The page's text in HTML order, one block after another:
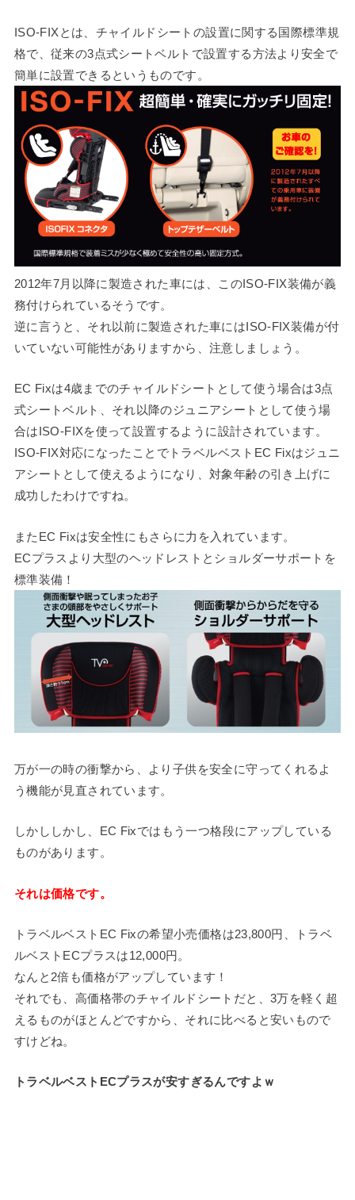
ISO-FIXとは、チャイルドシートの設置に関する国際標準規
格で、従来の3点式シートベルトで設置する方法より安全で
簡単に設置できるというものです。
2012年7月以降に製造された車には、このISO-FIX装備が義
務付けられているそうです。
逆に言うと、それ以前に製造された車にはISO-FIX装備が付
いていない可能性がありますから、注意しましょう。
EC Fixは4歳までのチャイルドシートとして使う場合は3点
式シートベルト、それ以降のジュニアシートとして使う場
合はISO-FIXを使って設置するように設計されています。
ISO-FIX対応になったことでトラベルベストEC Fixはジュニ
アシートとして使えるようになり、対象年齢の引き上げに
成功したわけですね。
またEC Fixは安全性にもさらに力を入れています。
ECプラスより大型のヘッドレストとショルダーサポートを
標準装備！
万が一の時の衝撃から、より子供を安全に守ってくれるよ
う機能が見直されています。
しかししかし、EC Fixではもう一つ格段にアップしている
ものがあります。
それは価格です。
トラベルベストEC Fixの希望小売価格は23,800円、トラベ
ルベストECプラスは12,000円。
なんと2倍も価格がアップしています！
それでも、高価格帯のチャイルドシートだと、3万を軽く超
えるものがほとんどですから、それに比べると安いもので
すけどね。
トラベルベストECプラスが安すぎるんですよｗ